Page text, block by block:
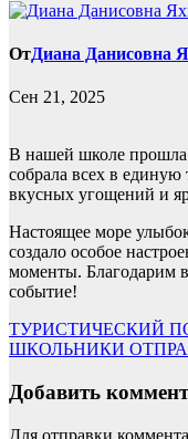
ОтДиана Данисовна
Сен 21, 2025
В нашей школе прошла
собрала всех в
вкусных угощений и
Настоящее море
создало особое
моменты. Благодарим
событие!
Навигация
по
записям
ТУРИСТИЧЕСКИЙ
ШКОЛЬНИКИ
Добавить
Для отправки